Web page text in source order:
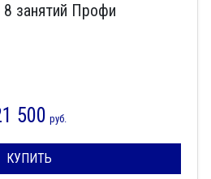
занятий Профи
500 руб.
КУПИТЬ